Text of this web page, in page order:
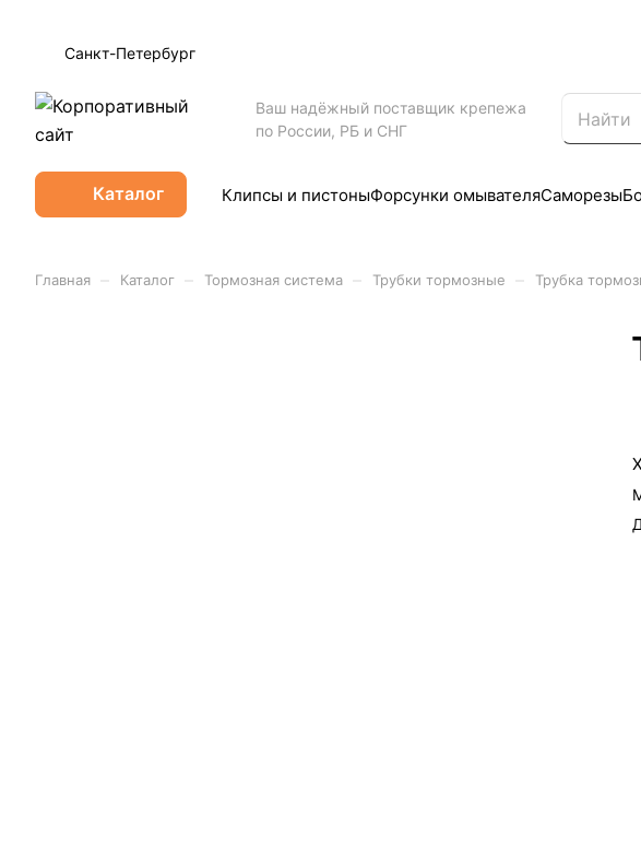
Санкт-Петербург
Ваш надёжный поставщик крепежа
по России, РБ и СНГ
Каталог Клипсы и пистоныФорсунки омывателяСаморезы
Главная Каталог Тормозная система Трубки тормозные Трубка